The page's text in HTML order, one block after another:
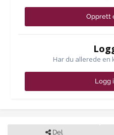
Opprett
Har du allerede en
Logg
Del